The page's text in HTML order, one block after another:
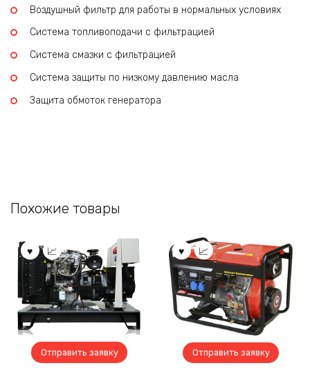
Воздушный фильтр для работы в нормальных условиях
Система топливоподачи с фильтрацией
Система смазки с фильтрацией
Система защиты по низкому давлению масла
Защита обмоток генератора
Похожие товары
Отправить заявку Отправить заявку